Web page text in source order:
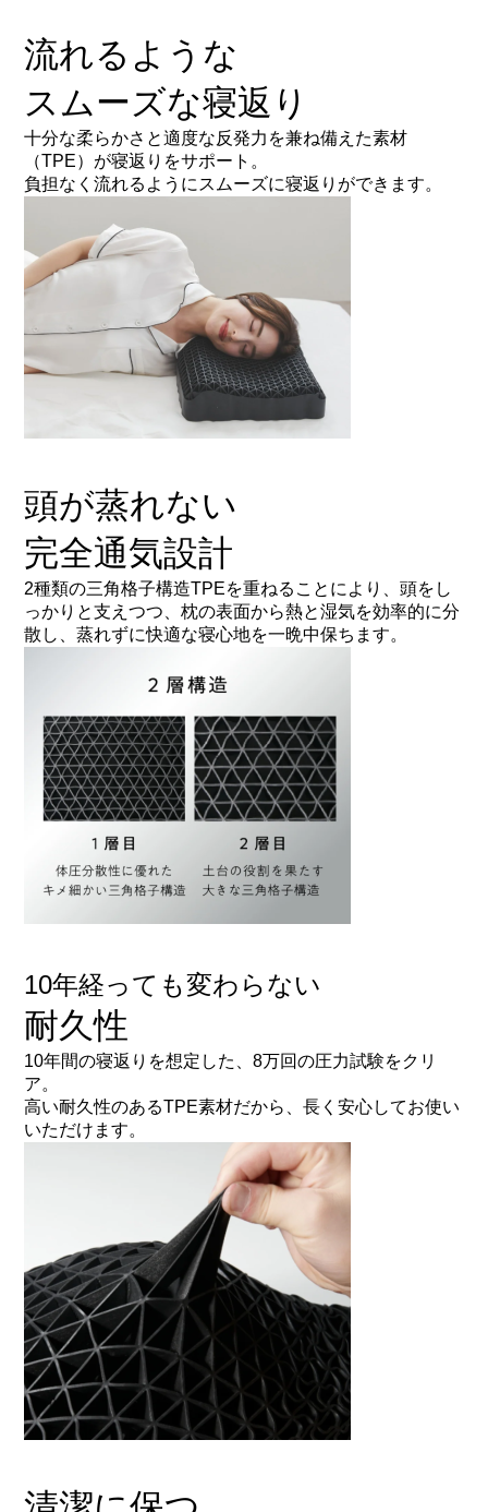
流れるような
スムーズな寝返り
十分な柔らかさと適度な反発力を兼ね備えた素材
（TPE）が寝返りをサポート。
負担なく流れるようにスムーズに寝返りができます。
頭が蒸れない
完全通気設計
2種類の三角格子構造TPEを重ねることにより、頭をし
っかりと支えつつ、枕の表面から熱と湿気を効率的に分
散し、蒸れずに快適な寝心地を一晩中保ちます。
10年経っても変わらない
耐久性
10年間の寝返りを想定した、8万回の圧力試験をクリ
ア。
高い耐久性のあるTPE素材だから、長く安心してお使い
いただけます。